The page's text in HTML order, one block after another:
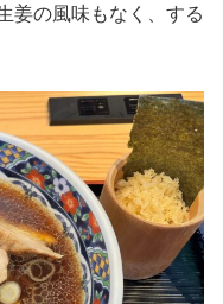
姜の風味もなく、する